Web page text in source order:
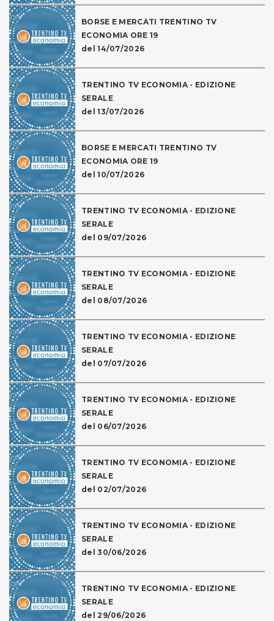
BORSE E MERCATI TRENTINO TV
ECONOMIA ORE 19
del 14/07/2026
TRENTINO TV ECONOMIA - EDIZIONE
SERALE
del 13/07/2026
BORSE E MERCATI TRENTINO TV
ECONOMIA ORE 19
del 10/07/2026
TRENTINO TV ECONOMIA - EDIZIONE
SERALE
del 09/07/2026
TRENTINO TV ECONOMIA - EDIZIONE
SERALE
del 08/07/2026
TRENTINO TV ECONOMIA - EDIZIONE
SERALE
del 07/07/2026
TRENTINO TV ECONOMIA - EDIZIONE
SERALE
del 06/07/2026
TRENTINO TV ECONOMIA - EDIZIONE
SERALE
del 02/07/2026
TRENTINO TV ECONOMIA - EDIZIONE
SERALE
del 30/06/2026
TRENTINO TV ECONOMIA - EDIZIONE
SERALE
del 29/06/2026